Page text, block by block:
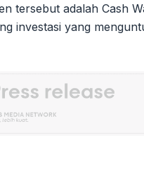
tersebut adalah Cash
investasi yang